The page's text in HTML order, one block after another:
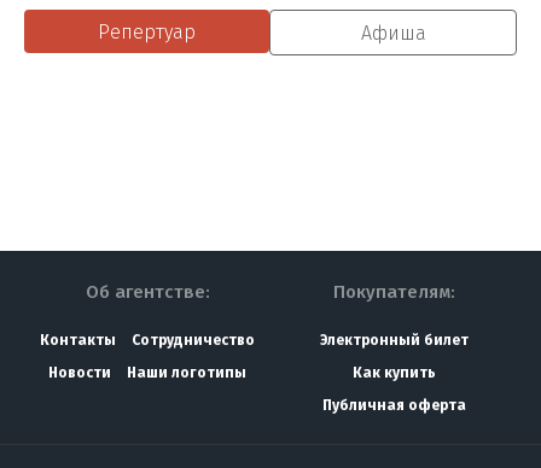
Репертуар Афиша
Об агентстве:
Контакты
Сотрудничество
Новости
Наши логотипы
Покупателям:
Электронный билет
Как купить
Публичная оферта